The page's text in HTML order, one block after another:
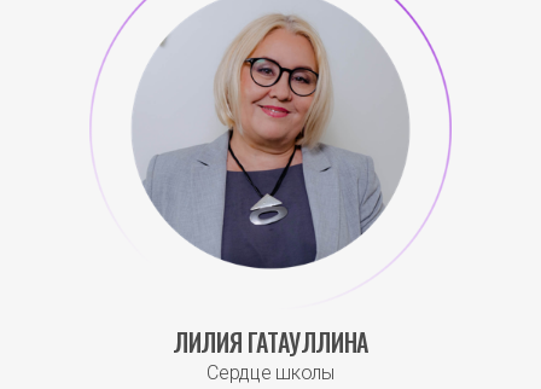
ЛИЛИЯ ГАТАУЛЛИНА
Сердце школы